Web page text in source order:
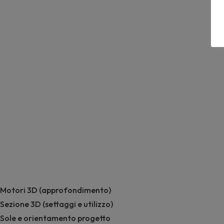
Motori 3D (approfondimento)
Sezione 3D (settaggi e utilizzo)
Sole e orientamento progetto